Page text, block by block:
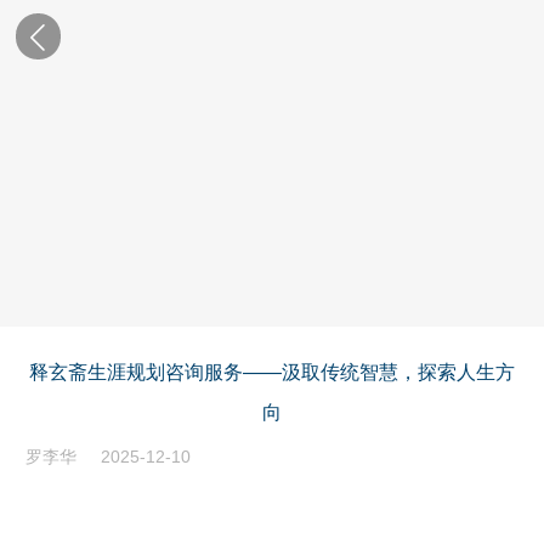
释玄斋生涯规划咨询服务——汲取传统智慧，探索人生方
向
罗李华 2025-12-10